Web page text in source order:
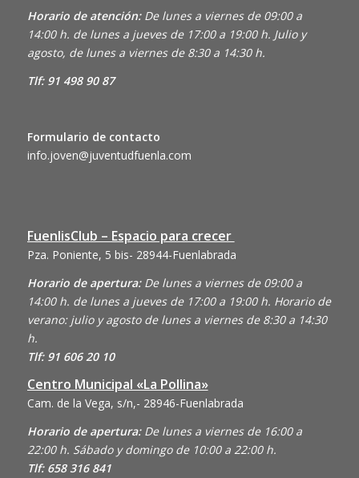
Horario de atención: De lunes a viernes de 09:00 a
14:00 h. de lunes a jueves de 17:00 a 19:00 h. Julio y
agosto, de lunes a viernes de 8:30 a 14:30 h.
Tlf: 91 498 90 87
Formulario de contacto
info.joven@juventudfuenla.com
FuenlisClub – Espacio para crecer
Pza. Poniente, 5 bis- 28944-Fuenlabrada
Horario de apertura:De lunes a viernes de 09:00 a
14:00 h. de lunes a jueves de 17:00 a 19:00 h. Horario de
verano: julio y agosto de lunes a viernes de 8:30 a 14:30
h.
Tlf: 91 606 20 10
Centro Municipal «La Pollina»
Cam. de la Vega, s/n,- 28946-Fuenlabrada
Horario de apertura: De lunes a viernes de 16:00 a
22:00 h. Sábado y domingo de 10:00 a 22:00 h.
Tlf: 658 316 841